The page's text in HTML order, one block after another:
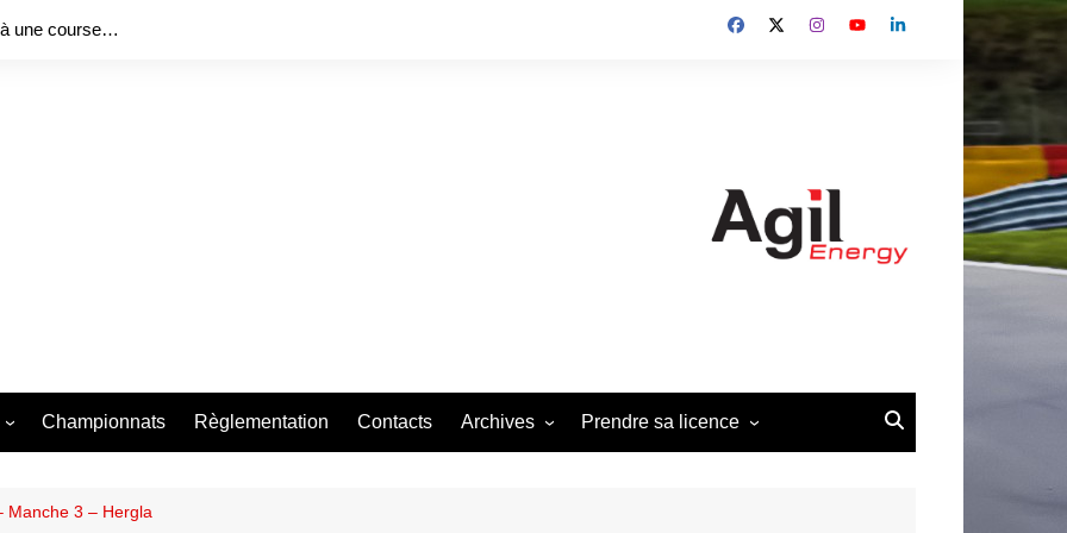
une course…
Championnats Règlementation Contacts Archives Prendre sa licence
Manche 3 – Hergla